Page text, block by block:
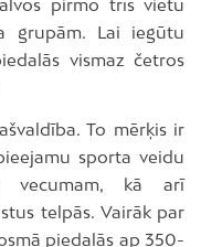
pirmo trīs vietu
grupām. Lai iegūtu
vismaz četros
To mērķis ir
sporta veidu
vecumam, kā arī
telpās. Vairāk par
piedalās ap 350-